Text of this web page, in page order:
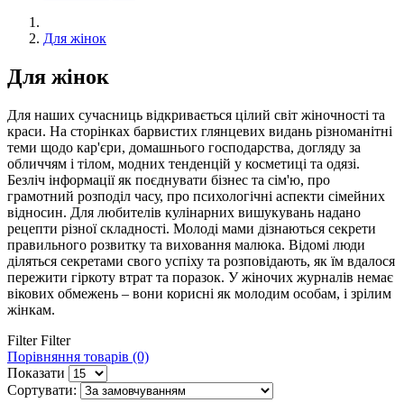
Для жінок
Для жінок
Для наших сучасниць відкривається цілий світ жіночності та
краси. На сторінках барвистих глянцевих видань різноманітні
теми щодо кар'єри, домашнього господарства, догляду за
обличчям і тілом, модних тенденцій у косметиці та одязі.
Безліч інформації як поєднувати бізнес та сім'ю, про
грамотний розподіл часу, про психологічні аспекти сімейних
відносин. Для любителів кулінарних вишукувань надано
рецепти різної складності. Молоді мами дізнаються секрети
правильного розвитку та виховання малюка. Відомі люди
діляться секретами свого успіху та розповідають, як їм вдалося
пережити гіркоту втрат та поразок. У жіночих журналів немає
вікових обмежень – вони корисні як молодим особам, і зрілим
жінкам.
Filter Filter
Порівняння товарів (0)
Показати
Сортувати: